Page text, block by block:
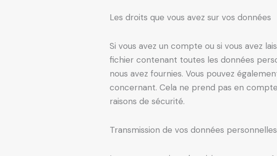
Les droits que vous avez sur vos données
Si vous avez un compte ou si vous avez
fichier contenant toutes les données
nous avez fournies. Vous pouvez
concernant. Cela ne prend pas en
raisons de sécurité.
Transmission de vos données personnelles